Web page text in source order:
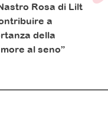
Rosa di Lilt
a
della
al seno”